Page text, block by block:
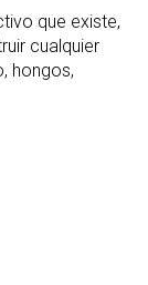
que existe,
cualquier
hongos,